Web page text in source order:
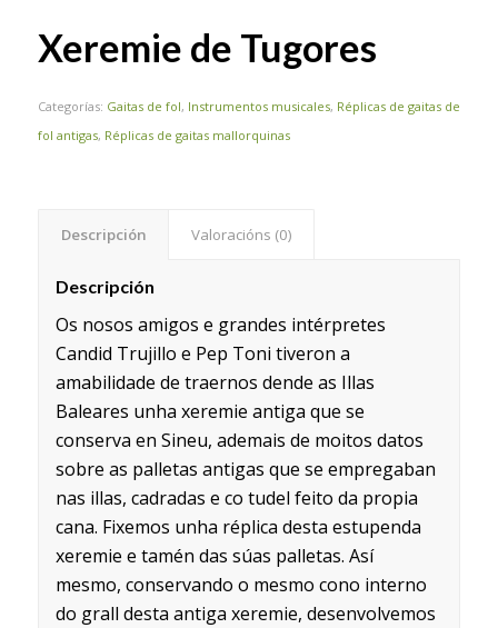
Xeremie de Tugores
Categorías: Gaitas de fol, Instrumentos musicales, Réplicas de gaitas de
fol antigas, Réplicas de gaitas mallorquinas
Descripción Valoracións (0)
Descripción
Os nosos amigos e grandes intérpretes
Candid Trujillo e Pep Toni tiveron a
amabilidade de traernos dende as Illas
Baleares unha xeremie antiga que se
conserva en Sineu, ademais de moitos datos
sobre as palletas antigas que se empregaban
nas illas, cadradas e co tudel feito da propia
cana. Fixemos unha réplica desta estupenda
xeremie e tamén das súas palletas. Así
mesmo, conservando o mesmo cono interno
do grall desta antiga xeremie, desenvolvemos